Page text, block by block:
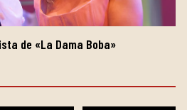
de «La Dama Boba»